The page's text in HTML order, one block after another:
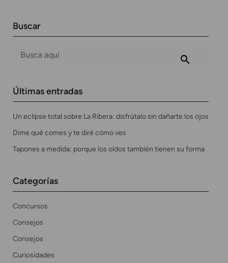
Buscar
Últimas entradas
Un eclipse total sobre La Ribera: disfrútalo sin dañarte los ojos
Dime qué comes y te diré cómo ves
Tapones a medida: porque los oídos también tienen su forma
Categorías
Concursos
Consejos
Consejos
Curiosidades